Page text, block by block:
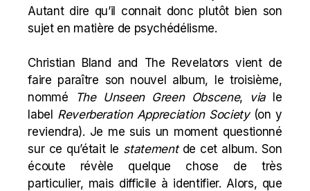
Autant dire qu’il connait donc plutôt bien son
sujet en matière de psychédélisme.
Christian Bland and The Revelators vient de
faire paraître son nouvel album, le troisième,
nommé
The Unseen Green Obscene, via le
label Reverberation Appreciation Society(on y
reviendra). Je me suis un moment questionné
sur ce qu’était le statement de cet album. Son
écoute révèle quelque chose de très
particulier, mais difficile à identifier. Alors, que